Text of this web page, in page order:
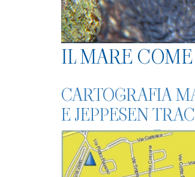
IL MARE
CARTOGRAFIA
E JEPPESEN